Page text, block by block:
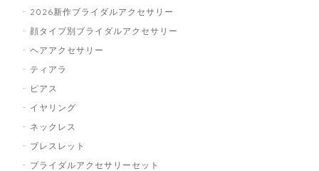
2026新作ブライダルアクセサリー
顔タイプ別ブライダルアクセサリー
ヘアアクセサリー
ティアラ
ピアス
イヤリング
ネックレス
ブレスレット
ブライダルアクセサリーセット